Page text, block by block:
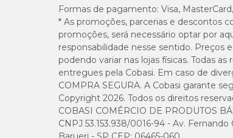
Formas de pagamento: Visa,
* As promoções, parcerias e descontos
promoções, será necessário optar por
responsabilidade nesse sentido. Preços
podendo variar nas lojas físicas. Todas
entregues pela Cobasi. Em caso de
COMPRA SEGURA. A Cobasi garante
Copyright 2026. Todos os direitos
COBASI COMÉRCIO DE PRODUTOS
CNPJ 53.153.938/0016-94 - Av.